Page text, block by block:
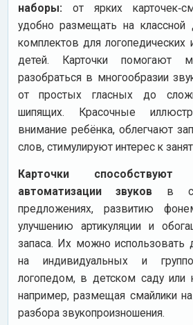
наборы: от ярких
удобно размещать на
комплектов для логопедических
детей. Карточки помогают
разобраться в многообразии
от простых гласных до
шипящих. Красочные
внимание ребёнка, облегчают
слов, стимулируют интерес к
Карточки
автоматизации звуков в
предложениях, развитию
улучшению артикуляции и
запаса. Их можно использовать
на индивидуальных и
логопедом, в детском саду или
например, размещая смайлики
разбора звукопроизношения.